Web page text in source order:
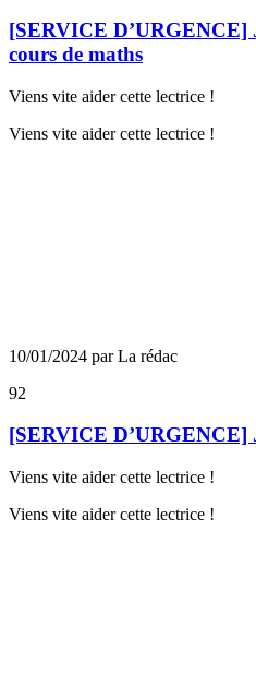
[SERVICE D’URGENCE]
cours de maths
Viens vite aider cette lectrice !
Viens vite aider cette lectrice !
10/01/2024 par La rédac
92
[SERVICE D’URGENCE]
Viens vite aider cette lectrice !
Viens vite aider cette lectrice !